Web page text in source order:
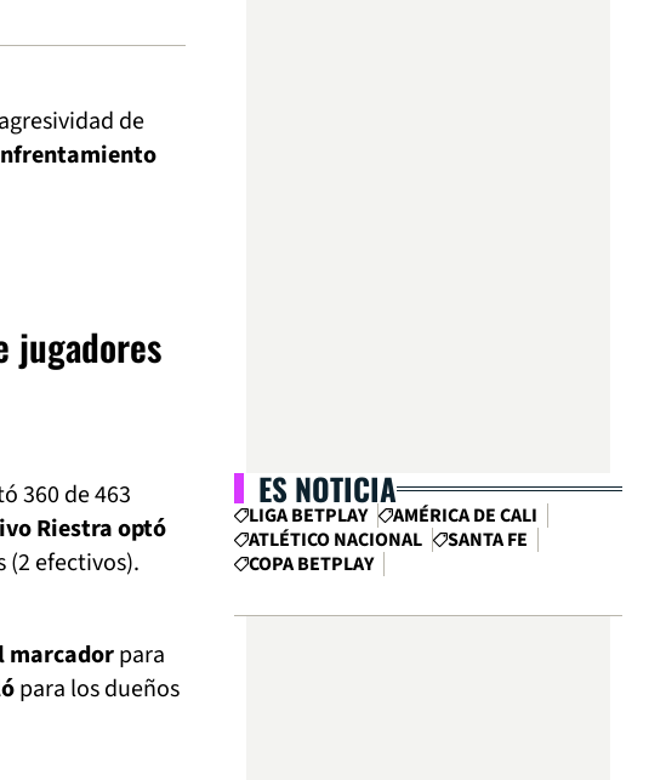
de
jugadores
360 de 463
Riestra optó
(2 efectivos).
marcadorpara
para los dueños
ES NOTICIA
LIGA BETPLAY
AMÉRICA DE CALI
ATLÉTICO NACIONAL
SANTA FE
COPA BETPLAY